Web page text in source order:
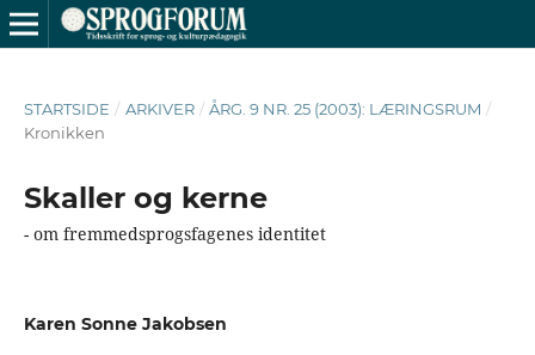
STARTSIDE / ARKIVER / ÅRG. 9 NR. 25 (2003): LÆRINGSRUM /
Kronikken
Skaller og kerne
- om fremmedsprogsfagenes identitet
Karen Sonne Jakobsen